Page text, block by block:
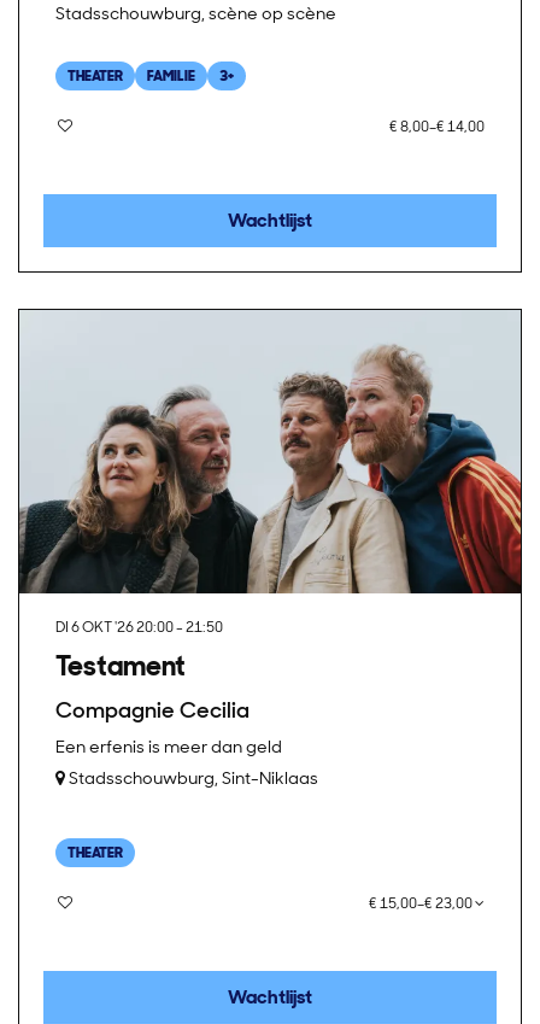
Stadsschouwburg, scène op scène
THEATER FAMILIE 3+
€ 8,00–€ 14,00
Wachtlijst
Testament
Compagnie Cecilia
DI 6 OKT '2620:00 - 21:50
Een erfenis is meer dan geld
Stadsschouwburg, Sint-Niklaas
THEATER
€ 15,00–€ 23,00
Wachtlijst